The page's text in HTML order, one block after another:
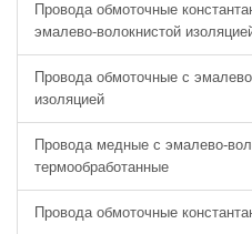
Провода обмоточные
эмалево-волокнистой
Провода обмоточные с
изоляцией
Провода медные с эмалево-
термообработанные
Провода обмоточные